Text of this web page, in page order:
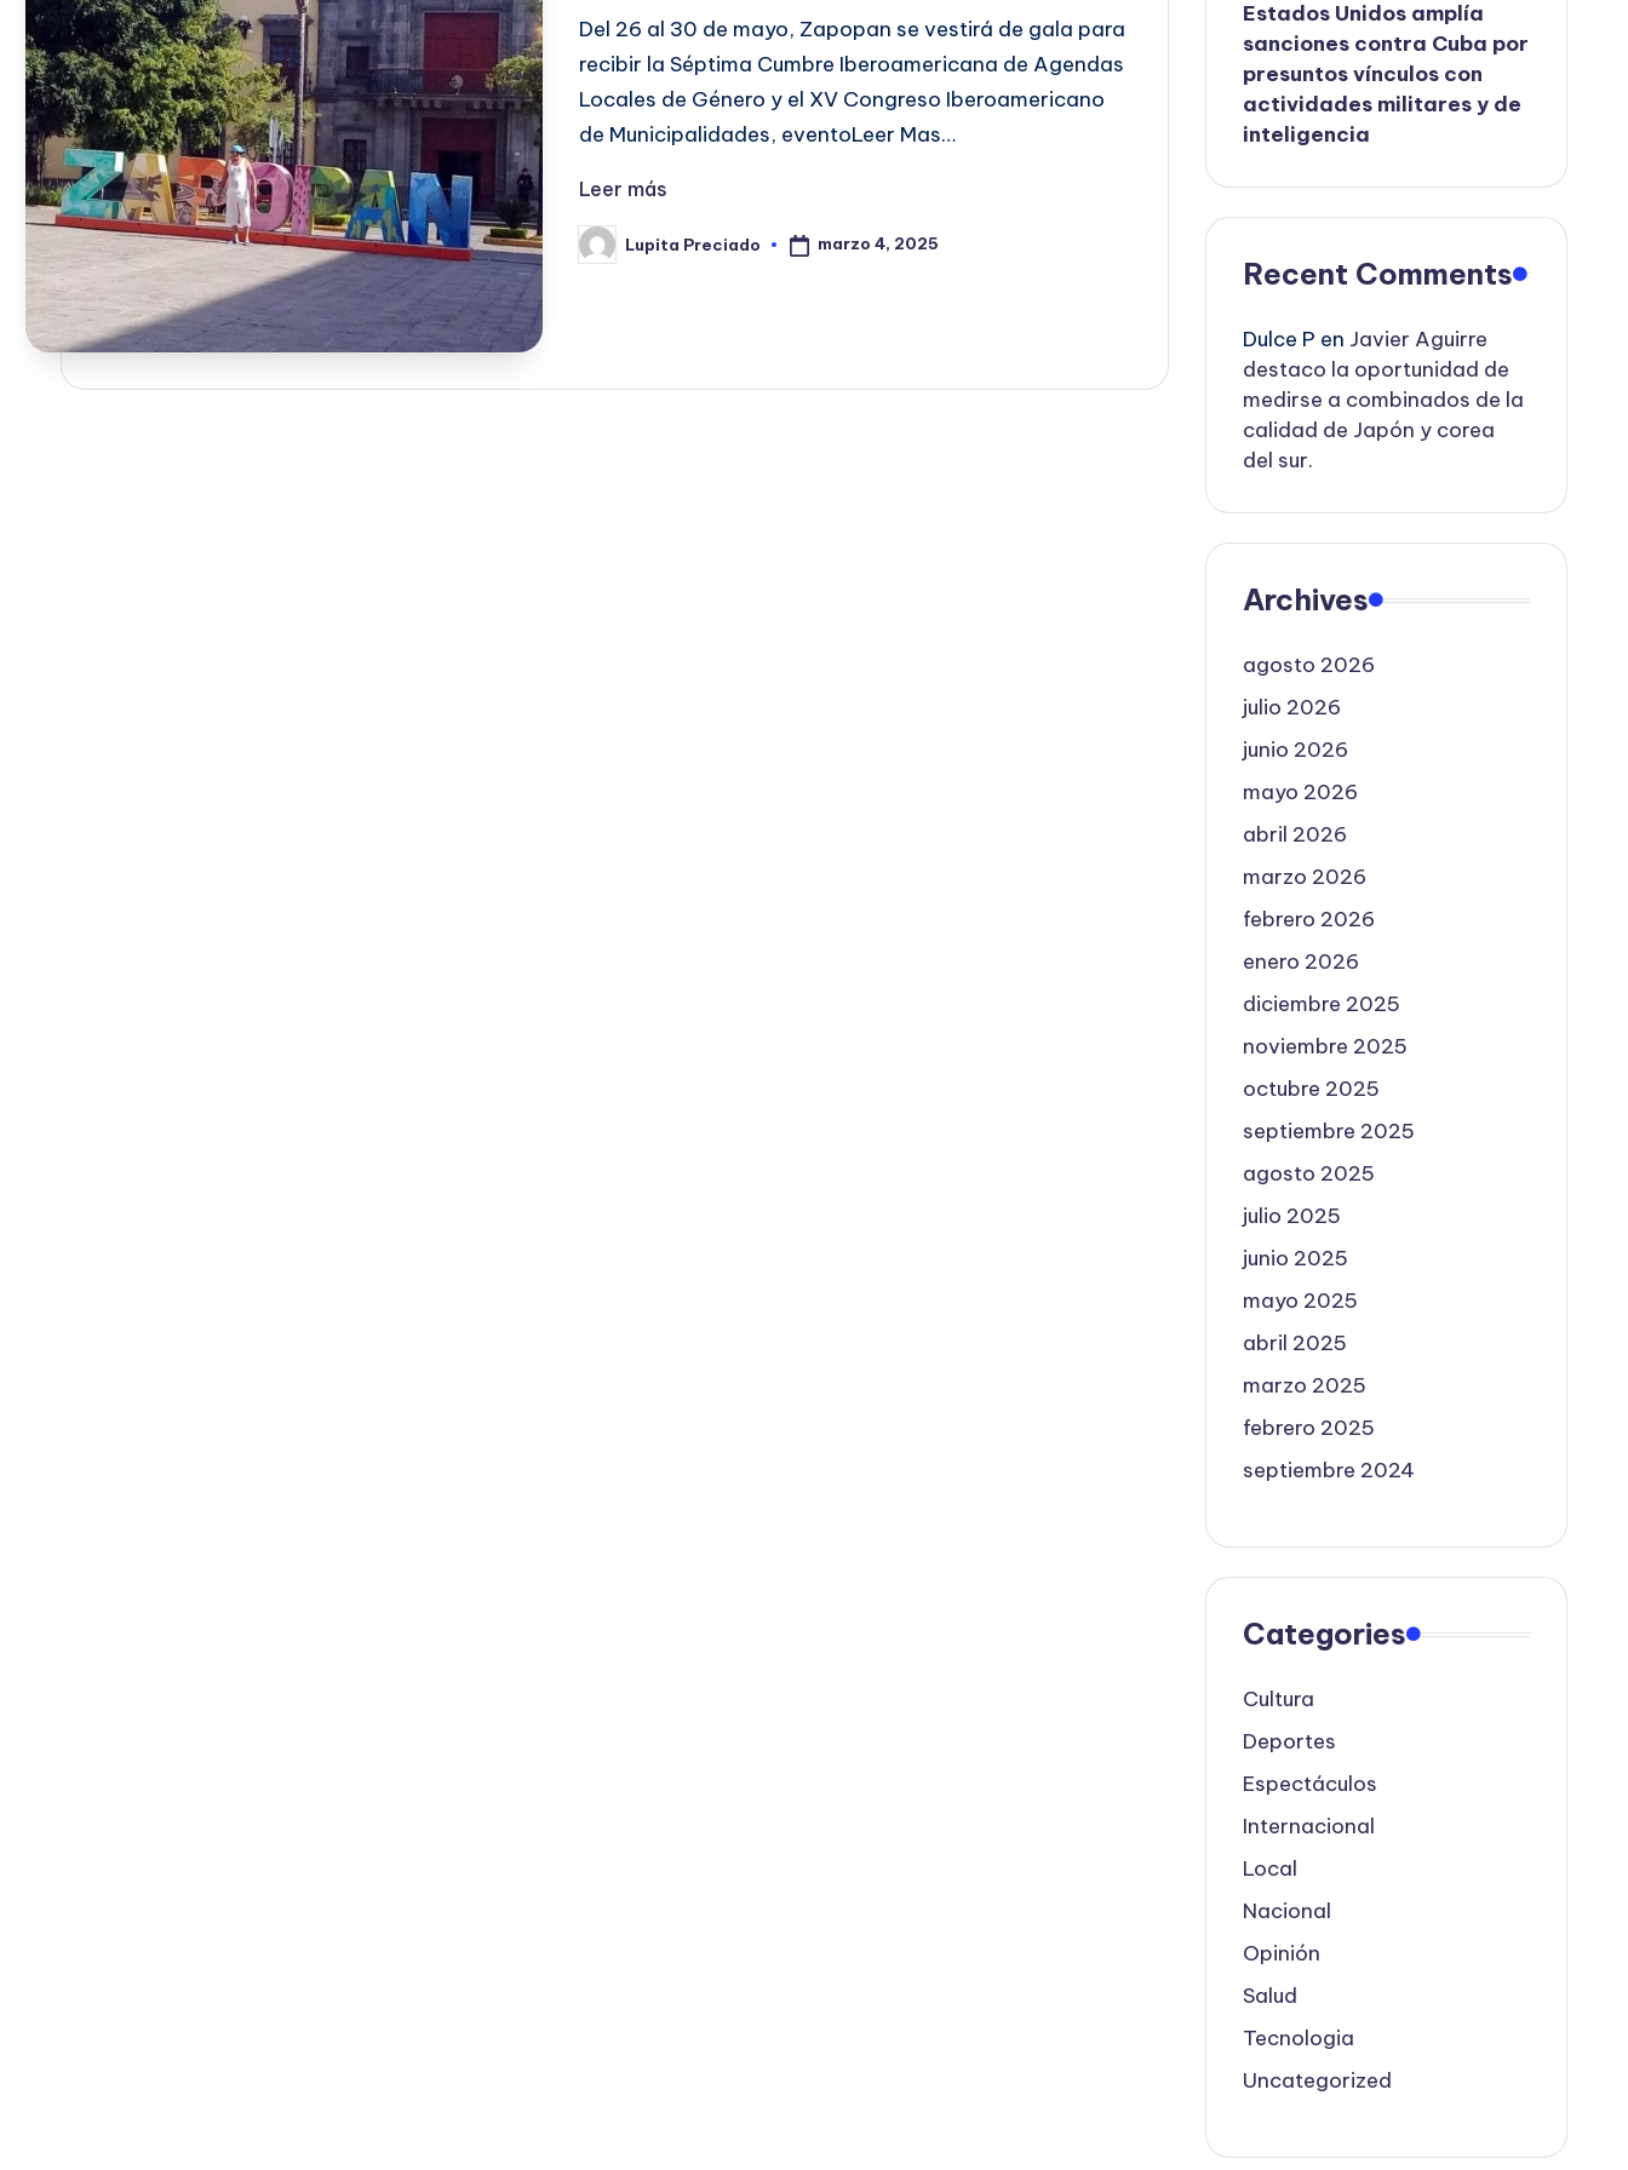
Del 26 al 30 de mayo, Zapopan se vestirá de gala para
recibir la Séptima Cumbre Iberoamericana de Agendas
Locales de Género y el XV Congreso Iberoamericano
de Municipalidades, eventoLeer Mas…
Leer más
Publicado
por
Lupita Preciado marzo 4, 2025
Estados Unidos amplía
sanciones contra Cuba por
presuntos vínculos con
actividades militares y de
inteligencia
Recent Comments
Dulce P en Javier Aguirre
destaco la oportunidad de
medirse a combinados de la
calidad de Japón y corea
del sur.
Archives
agosto 2026
julio 2026
junio 2026
mayo 2026
abril 2026
marzo 2026
febrero 2026
enero 2026
diciembre 2025
noviembre 2025
octubre 2025
septiembre 2025
agosto 2025
julio 2025
junio 2025
mayo 2025
abril 2025
marzo 2025
febrero 2025
septiembre 2024
Categories
Cultura
Deportes
Espectáculos
Internacional
Local
Nacional
Opinión
Salud
Tecnologia
Uncategorized